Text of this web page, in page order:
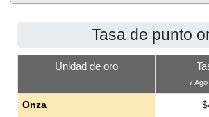
Tasa de punto
Unidad de oro
7
Onza $